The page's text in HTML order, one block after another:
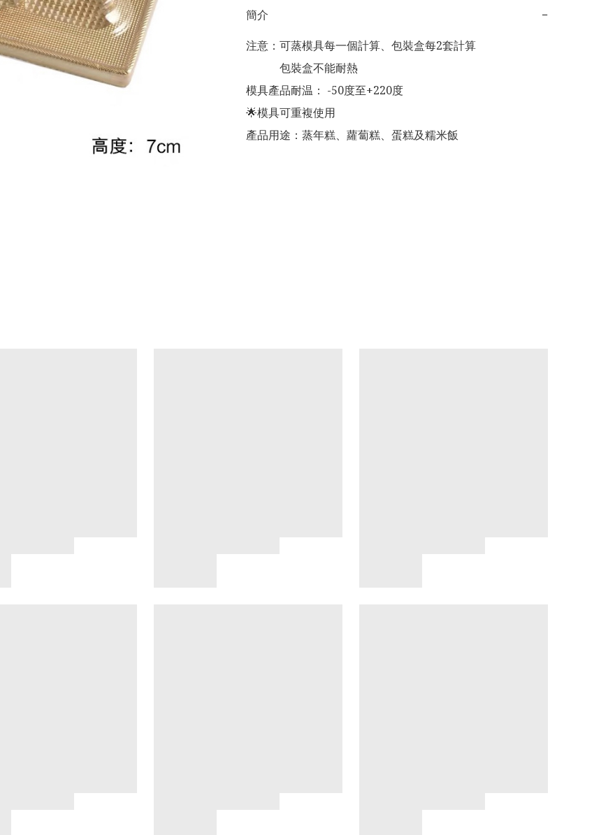
簡介
−
注意：可蒸模具每一個計算、包裝盒每2套計算
模具產品耐温： -50度至+220度
🌟模具可重複使用
產品用途：蒸年糕、蘿蔔糕、蛋糕及糯米飯